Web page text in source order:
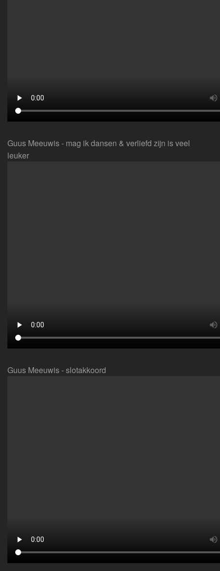
Guus Meeuwis - mag ik dansen & verliefd zijn is veel
leuker
Guus Meeuwis - slotakkoord